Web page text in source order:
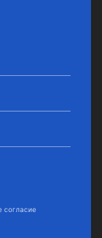
согласие